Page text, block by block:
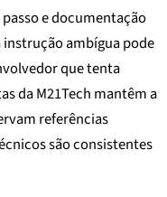
e documentação
instrução ambígua pode
que tenta
da M21Tech mantêm a
referências
são consistentes